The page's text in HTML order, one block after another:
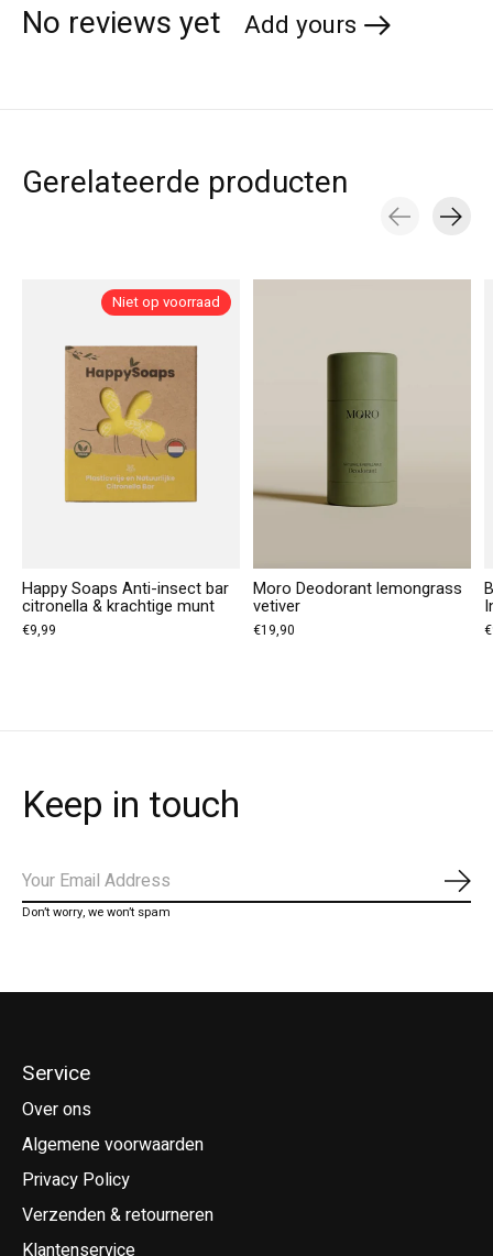
No reviews yet Add yours
Gerelateerde producten
Niet op voorraad
Happy Soaps Anti-insect bar
citronella & krachtige munt
€9,99
Moro Deodorant lemongrass
vetiver
€19,90
Keep in touch
Don’t worry, we won’t spam
Service
Over ons
Algemene voorwaarden
Privacy Policy
Verzenden & retourneren
Klantenservice